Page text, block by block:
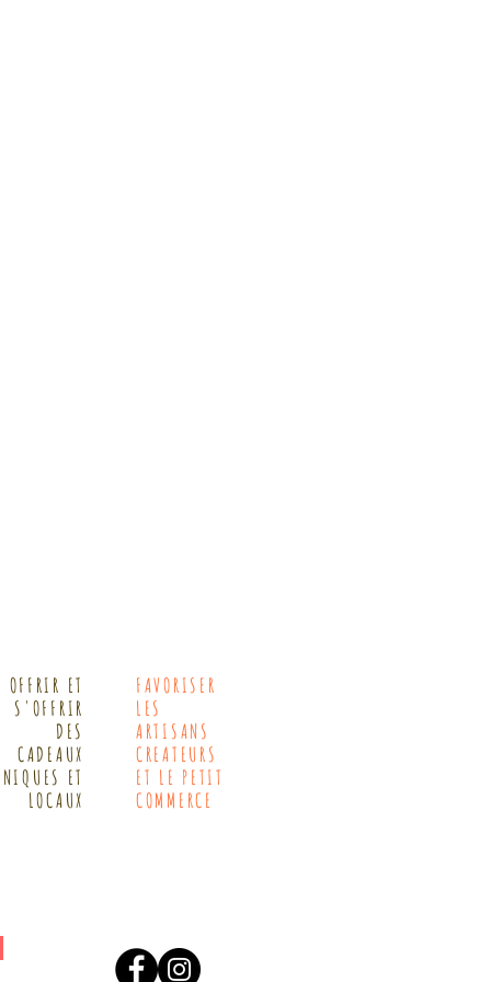
OFFRIR ET
S'OFFRIR
DES
CADEAUX
ET
LOCAUX
FAVORISER
LES
ARTISANS
CREATEURS
ET LE PETIT
COMMERCE